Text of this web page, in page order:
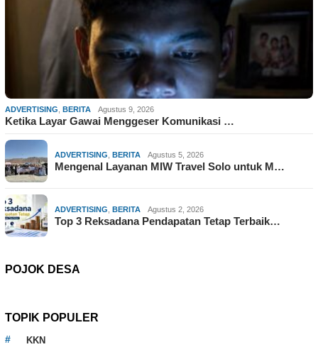
ADVERTISING, BERITA Agustus 9, 2026
Ketika Layar Gawai Menggeser Komunikasi …
ADVERTISING, BERITA Agustus 5, 2026
Mengenal Layanan MIW Travel Solo untuk M…
ADVERTISING, BERITA Agustus 2, 2026
Top 3 Reksadana Pendapatan Tetap Terbaik…
POJOK DESA
TOPIK POPULER
KKN